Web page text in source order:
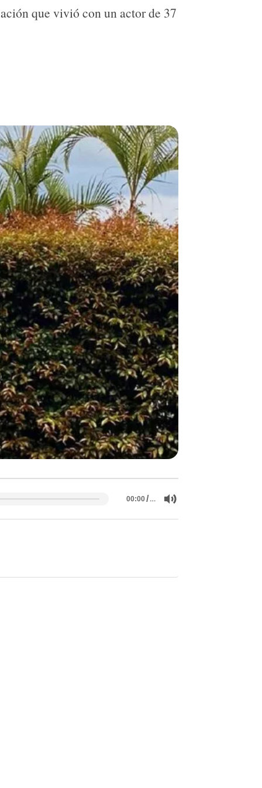
que vivió con un actor de 37
00:00/…